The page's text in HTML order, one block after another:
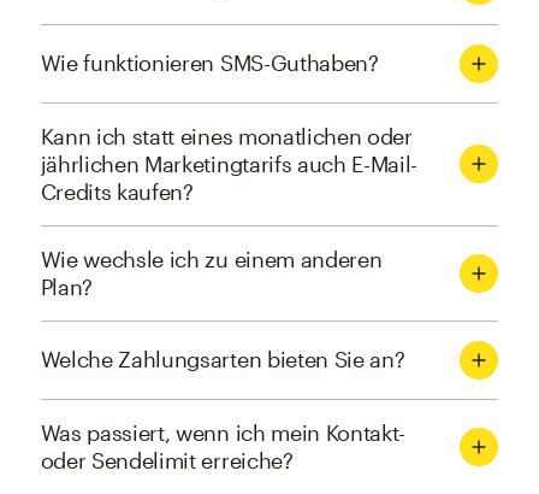
Wie funktionieren SMS-Guthaben?
Kann ich statt eines monatlichen oder
jährlichen Marketingtarifs auch E-Mail-
Credits kaufen?
Wie wechsle ich zu einem anderen
Plan?
Welche Zahlungsarten bieten Sie an?
Was passiert, wenn ich mein Kontakt-
oder Sendelimit erreiche?